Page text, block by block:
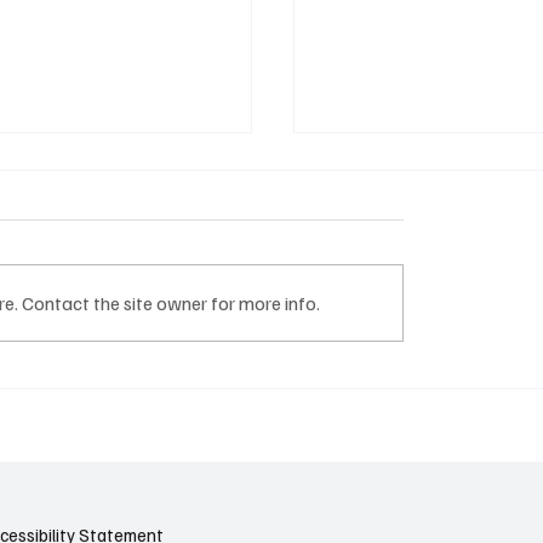
Contact the site owner for more info.
Statement